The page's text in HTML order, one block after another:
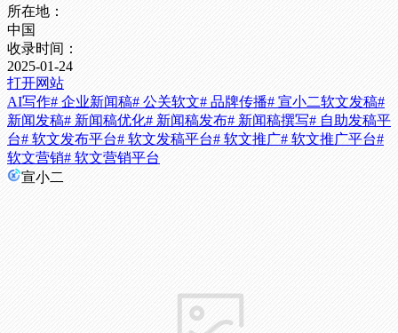
所在地：
中国
收录时间：
2025-01-24
打开网站
AI写作# 企业新闻稿# 公关软文# 品牌传播# 宣小二软文发稿#
新闻发稿# 新闻稿优化# 新闻稿发布# 新闻稿撰写# 自助发稿平
台# 软文发布平台# 软文发稿平台# 软文推广# 软文推广平台#
软文营销# 软文营销平台
宣小二